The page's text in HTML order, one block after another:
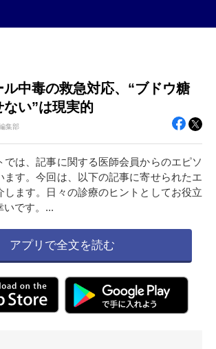
中毒の救急対応、“ブドウ糖
い”は現実的
集部
では、記事に関する医師会員からのエピソ
ます。今回は、以下の記事に寄せられたエ
します。日々の診療のヒントとしてお役立
いです。...
アプリで全文を読む